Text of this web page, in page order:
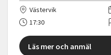
Västervik
17:30
Läs mer och anmäl